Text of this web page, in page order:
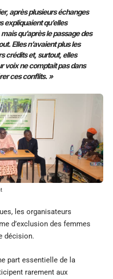
après plusieurs échanges
expliquaient qu’elles
qu’après le passage des
Elles n’avaient plus les
crédits et, surtout, elles
voix ne comptait pas dans
ces conflits. »
les organisateurs
d’exclusion des femmes
décision.
part essentielle de la
rarement aux